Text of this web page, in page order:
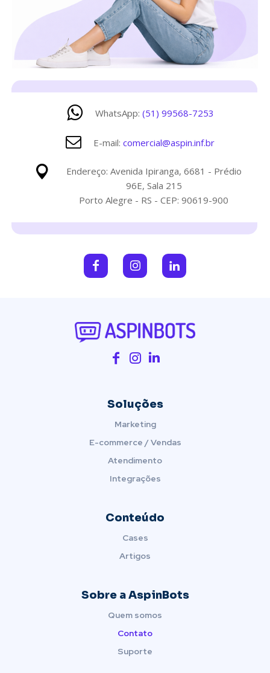
WhatsApp: (51) 99568-7253
E-mail: comercial@aspin.inf.br
Endereço: Avenida Ipiranga, 6681 - Prédio
96E, Sala 215
Porto Alegre - RS - CEP: 90619-900
Soluções
Marketing
E-commerce / Vendas
Atendimento
Integrações
Conteúdo
Cases
Artigos
Sobre a AspinBots
Quem somos
Contato
Suporte